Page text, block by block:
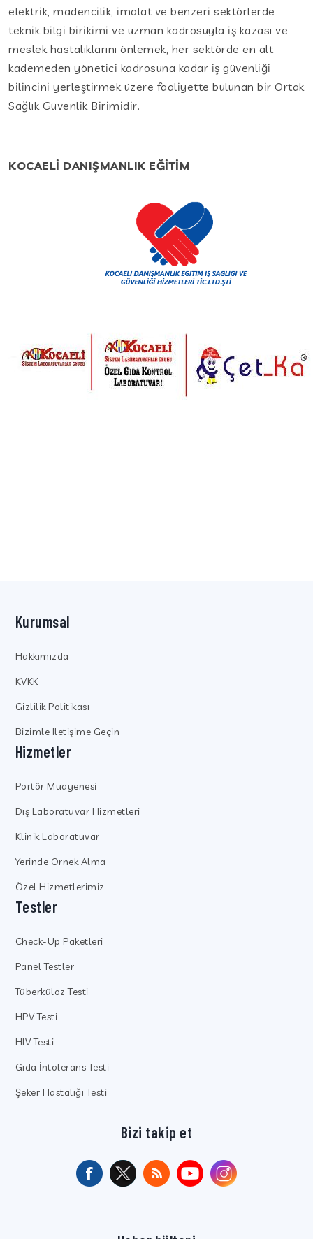
elektrik, madencilik, imalat ve benzeri sektörlerde
teknik bilgi birikimi ve uzman kadrosuyla iş kazası ve
meslek hastalıklarını önlemek, her sektörde en alt
kademeden yönetici kadrosuna kadar iş güvenliği
bilincini yerleştirmek üzere faaliyette bulunan bir Ortak
Sağlık Güvenlik Birimidir.
KOCAELİ DANIŞMANLIK EĞİTİM
Kurumsal
Hakkımızda
KVKK
Gizlilik Politikası
Bizimle Iletişime Geçin
Hizmetler
Portör Muayenesi
Dış Laboratuvar Hizmetleri
Klinik Laboratuvar
Yerinde Örnek Alma
Özel Hizmetlerimiz
Testler
Check-Up Paketleri
Panel Testler
Tüberküloz Testi
HPV Testi
HIV Testi
Gıda İntolerans Testi
Şeker Hastalığı Testi
Bizi takip et